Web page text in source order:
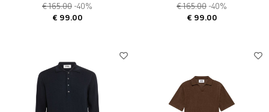
€ 165.00 -40%
€ 99.00
€ 165.00 -40%
€ 99.00